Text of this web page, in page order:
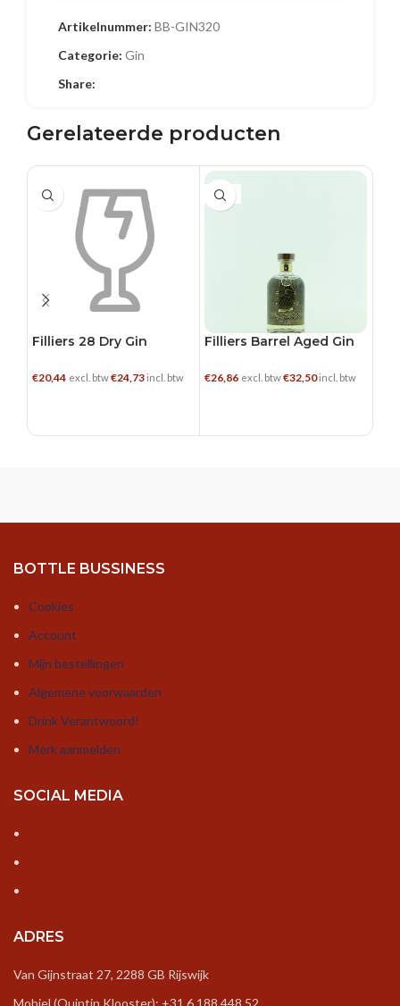
Artikelnummer: BB-GIN320
Categorie: Gin
Share:
Gerelateerde producten
0.5 L
Filliers 28 Dry Gin
€20,44 excl. btw€24,73 incl. btw
0.5 L
Filliers Barrel Aged Gin
€26,86 excl. btw€32,50incl. btw
BOTTLE BUSSINESS
Cookies
Account
Mijn bestellingen
Algemene voorwaarden
Drink Verantwoord!
Merk aanmelden
SOCIAL MEDIA
ADRES
Van Gijnstraat 27, 2288 GB Rijswijk
Mobiel (Quintin Klooster): +31 6 188 448 52